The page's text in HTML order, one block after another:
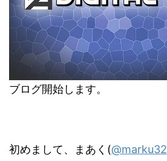
ブログ開始します。
初めまして、まあく(@marku32